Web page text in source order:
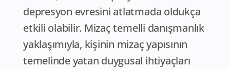
depresyon evresini atlatmada oldukça
etkili olabilir. Mizaç temelli danışmanlık
yaklaşımıyla, kişinin mizaç yapısının
temelinde yatan duygusal ihtiyaçları